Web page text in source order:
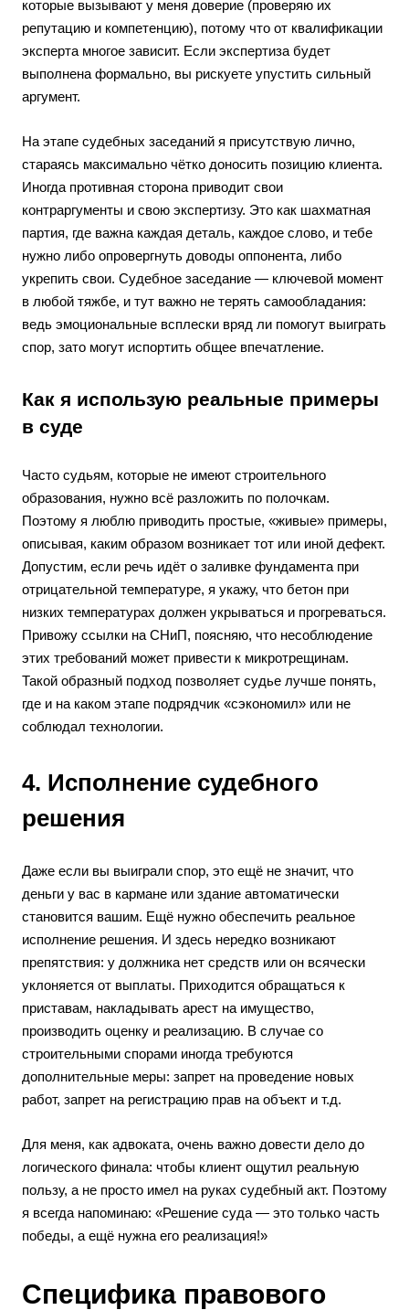
которые вызывают у меня доверие (проверяю их
репутацию и компетенцию), потому что от квалификации
эксперта многое зависит. Если экспертиза будет
выполнена формально, вы рискуете упустить сильный
аргумент.
На этапе судебных заседаний я присутствую лично,
стараясь максимально чётко доносить позицию клиента.
Иногда противная сторона приводит свои
контраргументы и свою экспертизу. Это как шахматная
партия, где важна каждая деталь, каждое слово, и тебе
нужно либо опровергнуть доводы оппонента, либо
укрепить свои. Судебное заседание — ключевой момент
в любой тяжбе, и тут важно не терять самообладания:
ведь эмоциональные всплески вряд ли помогут выиграть
спор, зато могут испортить общее впечатление.
Как я использую реальные примеры
в суде
Часто судьям, которые не имеют строительного
образования, нужно всё разложить по полочкам.
Поэтому я люблю приводить простые, «живые» примеры,
описывая, каким образом возникает тот или иной дефект.
Допустим, если речь идёт о заливке фундамента при
отрицательной температуре, я укажу, что бетон при
низких температурах должен укрываться и прогреваться.
Привожу ссылки на СНиП, поясняю, что несоблюдение
этих требований может привести к микротрещинам.
Такой образный подход позволяет судье лучше понять,
где и на каком этапе подрядчик «сэкономил» или не
соблюдал технологии.
4. Исполнение судебного
решения
Даже если вы выиграли спор, это ещё не значит, что
деньги у вас в кармане или здание автоматически
становится вашим. Ещё нужно обеспечить реальное
исполнение решения. И здесь нередко возникают
препятствия: у должника нет средств или он всячески
уклоняется от выплаты. Приходится обращаться к
приставам, накладывать арест на имущество,
производить оценку и реализацию. В случае со
строительными спорами иногда требуются
дополнительные меры: запрет на проведение новых
работ, запрет на регистрацию прав на объект и т.д.
Для меня, как адвоката, очень важно довести дело до
логического финала: чтобы клиент ощутил реальную
пользу, а не просто имел на руках судебный акт. Поэтому
я всегда напоминаю: «Решение суда — это только часть
победы, а ещё нужна его реализация!»
Специфика правового